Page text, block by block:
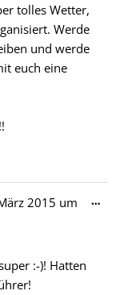
tolles Wetter,
Werde
und werde
euch eine
2015 um
:-)! Hatten
…